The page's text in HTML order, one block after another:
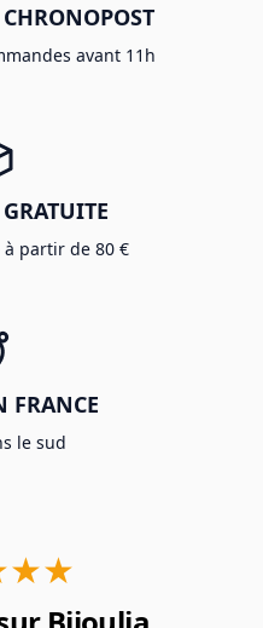
avant 11h
partir de 80 €
FRANCE
le sud